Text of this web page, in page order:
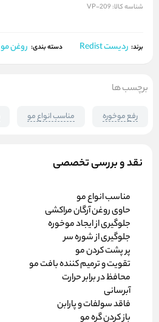
شناسه کالا: VP-209
برند: ردیست Redist دسته بندی: روغن مو
نقد و بررسی تخصصی
مناسب انواع مو
حاوی روغن آرگان مراکشی
جلوگیری از ایجاد موخوره
جلوگیری از شوره سر
پر پشت کردن مو
تقویت و ترمیم کننده بافت مو
محافظ در برابر حرارت
آبرسانی
فاقد سولفات و پارابن
باز کردن گره مو
برچسب ها
رفع موخوره مناسب انواع مو